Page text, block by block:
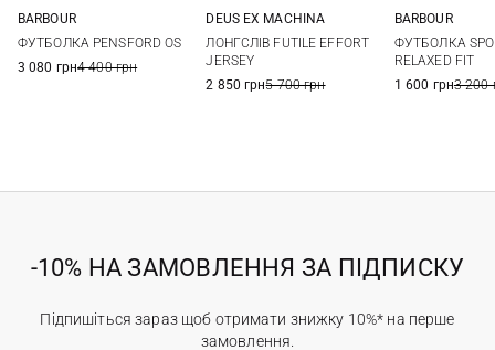
BARBOUR
ФУТБОЛКА PENSFORD OS
3 080 грн4 400 грн
DEUS EX MACHINА
ЛОНГСЛІВ FUTILE EFFORT
JERSEY
2 850 грн5 700 грн
XXL
3XL
BARBOUR
ФУТБОЛКА
RELAXED FIT
1 600 грн3 200
-10% НА ЗАМОВЛЕННЯ ЗА ПІДПИСКУ
Підпишіться зараз щоб отримати знижку 10%* на перше
замовлення.